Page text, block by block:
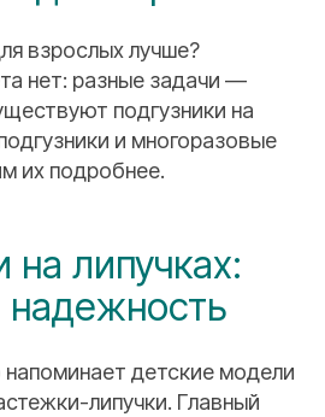
взрослых лучше?
нет: разные задачи —
подгузники на
и многоразовые
их подробнее.
на липучках:
надежность
напоминает детские модели
липучки. Главный